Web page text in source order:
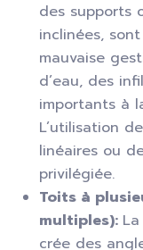
des supports
inclinées,
mauvaise
d’eau, des
importants à
L’utilisation
linéaires ou
privilégiée.
Toits à
multiples):
crée des